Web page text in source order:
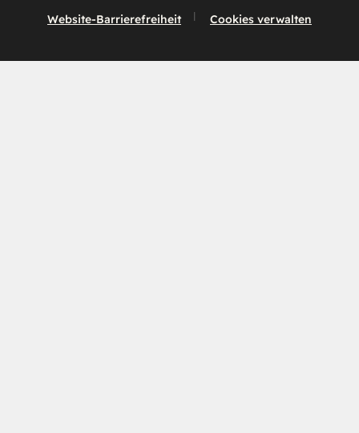
Website-Barrierefreiheit Cookies verwalten